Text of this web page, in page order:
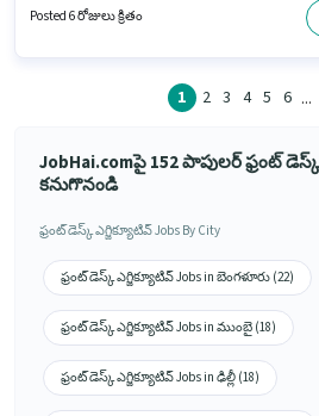
Scheduling ఉండాలి. ఈ ఉద్యోగం 0 - 2 ఏళ్లు
కోసం, నెల జీతం ₹25000 ఉంటుంది. ఈ ఉద్యోగానికి
Posted 6 రోజులు క్రితం
1 2 3 4 5 6 ...
JobHai.comపై 152 పాపులర్ ఫ్రంట్
కనుగొనండి
ఫ్రంట్ డెస్క్ ఎగ్జిక్యూటివ్ Jobs By City
ఫ్రంట్ డెస్క్ ఎగ్జిక్యూటివ్ Jobs in బెంగళూరు (22)
ఫ్రంట్ డెస్క్ ఎగ్జిక్యూటివ్ Jobs in ముంబై (18)
ఫ్రంట్ డెస్క్ ఎగ్జిక్యూటివ్ Jobs in ఢిల్లీ (18)